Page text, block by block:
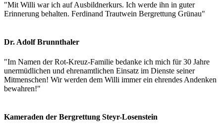
"Mit Willi war ich auf Ausbildnerkurs. Ich werde ihn in guter
Erinnerung behalten. Ferdinand Trautwein Bergrettung Grünau"
Dr. Adolf Brunnthaler
"Im Namen der Rot-Kreuz-Familie bedanke ich mich für 30 Jahre
unermüdlichen und ehrenamtlichen Einsatz im Dienste seiner
Mitmenschen! Wir werden dem Willi immer ein ehrendes Andenken
bewahren!"
Kameraden der Bergrettung Steyr-Losenstein